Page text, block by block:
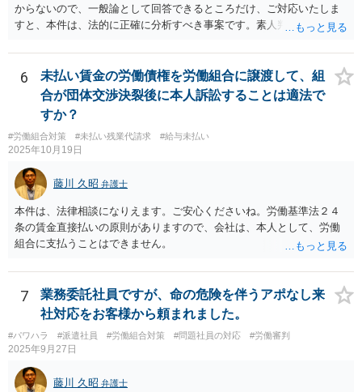
からないので、一般論として回答できるところだけ、ご対応いたしま
すと、本件は、法的に正確に分析すべき事案です。素人判断は大いに
しい案件です。労働組合への相談も有効です。就業規則の変更では変
更できない労働条件の場合（労働契約法１０条但書）は、労働者の同
意が必要です。この場合、真の同意がいるとされる場合も十分にあり
ます。就業規則の不利益変更問題であれば労働契約法１０条本文に基
づいて判断されます。周知性と合理性の要件の有無が問題となりま
す。合理性は必要性、不利益性、相当性、その他の要素から判断され
ます。良い解決になりますよう祈念しております。法的責任をきちん
と追及されたい場合には、労働法にかなり詳しく、上記に関係した法
理等にも通じた弁護士等に相談し、法的に正確に分析してもらい、今
後の対応を検討するべきです。
6
未払い賃金の労働債権を労働組合に譲渡して、組
合が団体交渉決裂後に本人訴訟することは適法で
すか？
#労働組合対策 #未払い残業代請求 #給与未払い
2025年10月19日
藤川 久昭 弁護士
本件は、法律相談になりえます。ご安心くださいね。労働基準法２４
条の賃金直接払いの原則がありますので、会社は、本人として、労働
組合に支払うことはできません。
7
業務委託社員ですが、命の危険を伴うアポなし来
社対応をお客様から頼まれました。
#パワハラ #派遣社員 #労働組合対策 #問題社員の対応 #労働審判
2025年9月27日
藤川 久昭 弁護士